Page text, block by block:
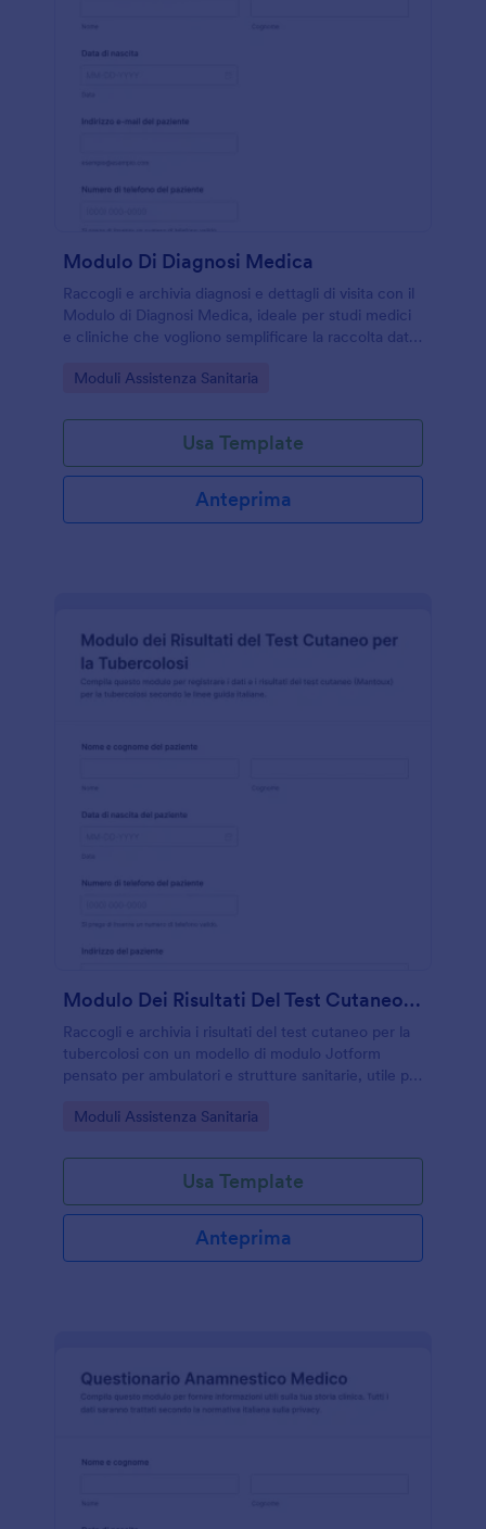
Modulo Di Diagnosi Medica
Raccogli e archivia diagnosi e dettagli di visita con il
Modulo di Diagnosi Medica, ideale per studi medici
e cliniche che vogliono semplificare la raccolta dati
Go to Category:
Moduli Assistenza Sanitaria
Usa Template
Anteprima
Modulo Dei Risultati Del Test Cutaneo Per La Tubercolosi
Raccogli e archivia i risultati del test cutaneo per la
tubercolosi con un modello di modulo Jotform
pensato per ambulatori e strutture sanitarie, utile per
Go to Category:
Moduli Assistenza Sanitaria
Usa Template
Anteprima